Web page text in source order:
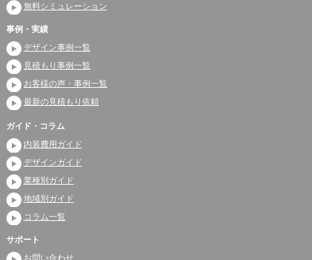
無料シミュレーション
事例・実績
デザイン事例一覧
見積もり事例一覧
お客様の声・事例一覧
最新の見積もり依頼
ガイド・コラム
内装費用ガイド
デザインガイド
業種別ガイド
地域別ガイド
コラム一覧
サポート
お問い合わせ